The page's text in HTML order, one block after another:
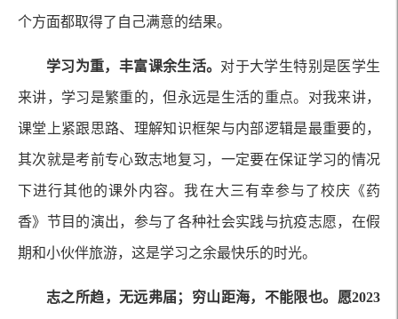
个方面都取得了自己满意的结果。
学习为重，丰富课余生活。 对于大学生特别是医学生
来讲，学习是繁重的，但永远是生活的重点。对我来讲，
课堂上紧跟思路、理解知识框架与内部逻辑是最重要的，
其次就是考前专心致志地复习，一定要在保证学习的情况
下进行其他的课外内容。我在大三有幸参与了校庆《药
香》节目的演出，参与了各种社会实践与抗疫志愿，在假
期和小伙伴旅游，这是学习之余最快乐的时光。
志之所趋，无远弗届；穷山距海，不能限也。愿2023